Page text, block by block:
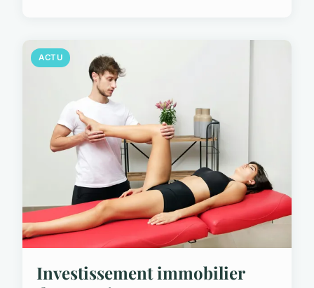
ACTU
Investissement immobilier